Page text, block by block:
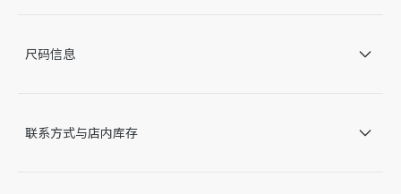
后侧饰以 Dior 30 Avenue Montaigne 标志
低帮
奶油白色 Dior Oblique 图案橡胶鞋底
尺码信息
联系方式与店内库存